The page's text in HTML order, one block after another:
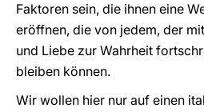
Faktoren sein, die ihnen eine
eröffnen, die von jedem, der
und Liebe zur Wahrheit
bleiben können.
Wir wollen hier nur auf einen